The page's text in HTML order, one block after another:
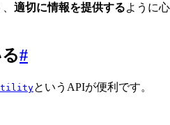
適切に情報を提供するように心
#
というAPIが便利です。